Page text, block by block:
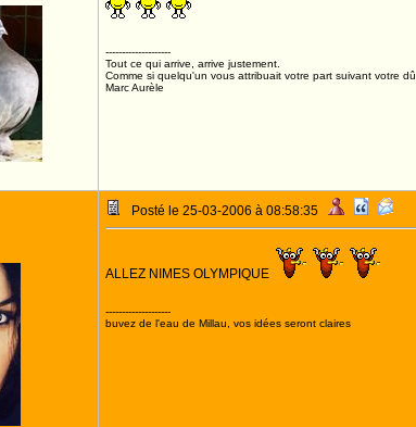
--------------------
Tout ce qui arrive, arrive justement.
Comme si quelqu'un vous attribuait votre part suivant votre dû.
Marc Aurèle
Posté le 25-03-2006 à 08:58:35
ALLEZ NIMES OLYMPIQUE
--------------------
buvez de l'eau de Millau, vos idées seront claires